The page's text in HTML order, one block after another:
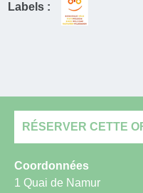
Labels :
RÉSERVER CETTE
Coordonnées
1 Quai de Namur